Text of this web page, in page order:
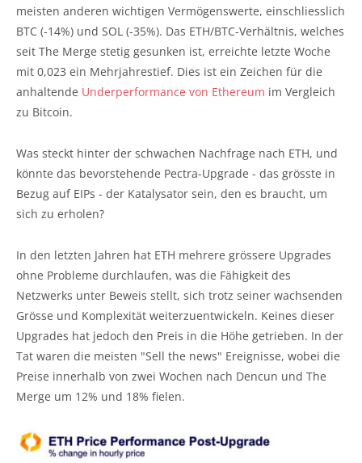
meisten anderen wichtigen Vermögenswerte, einschliesslich
BTC (-14%) und SOL (-35%). Das ETH/BTC-Verhältnis, welches
seit The Merge stetig gesunken ist, erreichte letzte Woche
mit 0,023 ein Mehrjahrestief. Dies ist ein Zeichen für die
anhaltende Underperformance von Ethereum im Vergleich
zu Bitcoin.
Was steckt hinter der schwachen Nachfrage nach ETH, und
könnte das bevorstehende Pectra-Upgrade - das grösste in
Bezug auf EIPs - der Katalysator sein, den es braucht, um
sich zu erholen?
In den letzten Jahren hat ETH mehrere grössere Upgrades
ohne Probleme durchlaufen, was die Fähigkeit des
Netzwerks unter Beweis stellt, sich trotz seiner wachsenden
Grösse und Komplexität weiterzuentwickeln. Keines dieser
Upgrades hat jedoch den Preis in die Höhe getrieben. In der
Tat waren die meisten "Sell the news" Ereignisse, wobei die
Preise innerhalb von zwei Wochen nach Dencun und The
Merge um 12% und 18% fielen.